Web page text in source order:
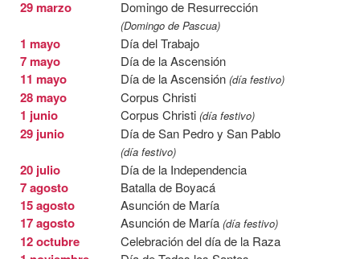
29 marzo Domingo de Resurrección
(Domingo de Pascua)
1 mayo Día del Trabajo
7 mayo Día de la Ascensión
11 mayo Día de la Ascensión (día festivo)
28 mayo Corpus Christi
1 junio Corpus Christi (día festivo)
29 junio Día de San Pedro y San Pablo
(día festivo)
20 julio Día de la Independencia
7 agosto Batalla de Boyacá
15 agosto Asunción de María
17 agosto Asunción de María (día festivo)
12 octubre Celebración del día de la Raza